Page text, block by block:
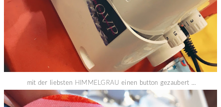
mit der liebsten HIMMELGRAU einen button gezaubert ...